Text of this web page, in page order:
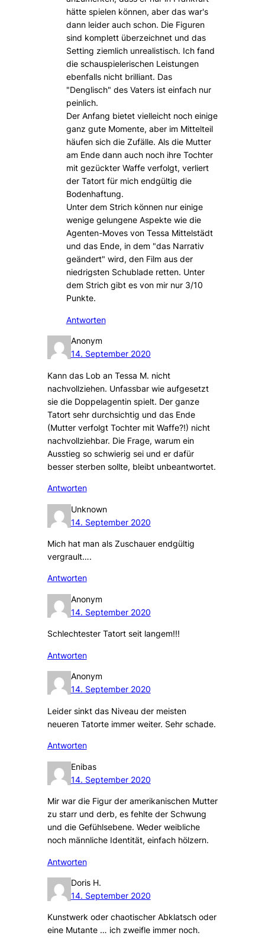
hätte spielen können, aber das war's
dann leider auch schon. Die Figuren
sind komplett überzeichnet und das
Setting ziemlich unrealistisch. Ich fand
die schauspielerischen Leistungen
ebenfalls nicht brilliant. Das
"Denglisch" des Vaters ist einfach nur
peinlich.
Der Anfang bietet vielleicht noch einige
ganz gute Momente, aber im Mittelteil
häufen sich die Zufälle. Als die Mutter
am Ende dann auch noch ihre Tochter
mit gezückter Waffe verfolgt, verliert
der Tatort für mich endgültig die
Bodenhaftung.
Unter dem Strich können nur einige
wenige gelungene Aspekte wie die
Agenten-Moves von Tessa Mittelstädt
und das Ende, in dem "das Narrativ
geändert" wird, den Film aus der
niedrigsten Schublade retten. Unter
dem Strich gibt es von mir nur 3/10
Punkte.
Antworten
Anonym
14. September 2020
Kann das Lob an Tessa M. nicht
nachvollziehen. Unfassbar wie aufgesetzt
sie die Doppelagentin spielt. Der ganze
Tatort sehr durchsichtig und das Ende
(Mutter verfolgt Tochter mit Waffe?!) nicht
nachvollziehbar. Die Frage, warum ein
Ausstieg so schwierig sei und er dafür
besser sterben sollte, bleibt unbeantwortet.
Antworten
Unknown
14. September 2020
Mich hat man als Zuschauer endgültig
vergrault….
Antworten
Anonym
14. September 2020
Schlechtester Tatort seit langem!!!
Antworten
Anonym
14. September 2020
Leider sinkt das Niveau der meisten
neueren Tatorte immer weiter. Sehr schade.
Antworten
Enibas
14. September 2020
Mir war die Figur der amerikanischen Mutter
zu starr und derb, es fehlte der Schwung
und die Gefühlsebene. Weder weibliche
noch männliche Identität, einfach hölzern.
Antworten
Doris H.
14. September 2020
Kunstwerk oder chaotischer Abklatsch oder
eine Mutante … ich zweifle immer noch.